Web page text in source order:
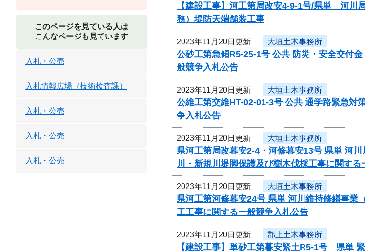
【建設工事】河工第局改安4-9-1号/県単 河川
務）堤防天端舗装工事
2023年11月20日更新 大垣土木事務所
公砂工第急傾R5-25-1号 公共 防災・安全交付
般競争入札公告
2023年11月20日更新 大垣土木事務所
公維工第交維HT-02-01-3号 公共 通学路緊急
争入札公告
2023年11月20日更新 大垣土木事務所
県河工第局改暮安2-4・河修暮安13号 県単 河
川・新規川堤脚保護及び樹木伐採工事に関する
2023年11月20日更新 大垣土木事務所
県河工第河修暮安24号 県単 河川維持修繕事
工工事に関する一般競争入札公告
2023年11月20日更新 郡上土木事務所
【建設工事】単砂工第暮安緊土R5-1号 県単
このページを見ている人は
こんなページも見ています
入札・公売
入札情報広場（技術検査課）
入札・公売
入札・公売
入札・公売